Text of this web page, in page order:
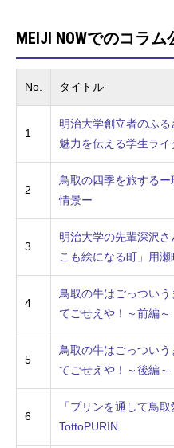
MEIJI NOWでのコラ
No. タイトル
1
明治大学創立者のふ
魅力を伝える学生ラ
2
鳥取の四季を旅する
情景ー
3
明治大学の先輩深沢
こも絵になる町」用瀬
4
鳥取の牛はごっついう
てごせえや！～前編～
5
鳥取の牛はごっついう
てごせえや！～後編～
6
「プリンを通して鳥取
TottoPURIN